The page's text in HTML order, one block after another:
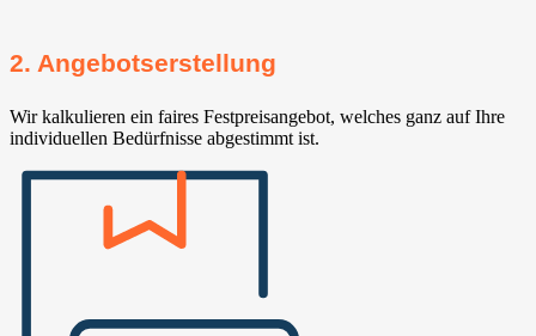
2. Angebotserstellung
Wir kalkulieren ein faires Festpreisangebot, welches ganz auf Ihre
individuellen Bedürfnisse abgestimmt ist.